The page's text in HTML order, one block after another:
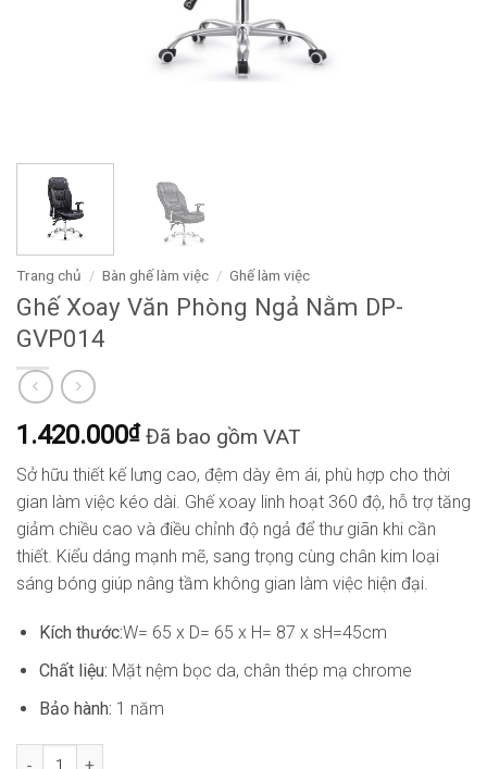
Trang chủ / Bàn ghế làm việc / Ghế làm việc
Ghế Xoay Văn Phòng Ngả Nằm DP-
GVP014
1.420.000₫ Đã bao gồm VAT
Sở hữu thiết kế lưng cao, đệm dày êm ái, phù hợp cho thời
gian làm việc kéo dài. Ghế xoay linh hoạt 360 độ, hỗ trợ tăng
giảm chiều cao và điều chỉnh độ ngả để thư giãn khi cần
thiết. Kiểu dáng mạnh mẽ, sang trọng cùng chân kim loại
sáng bóng giúp nâng tầm không gian làm việc hiện đại.
Kích thước:W= 65 x D= 65 x H= 87 x sH=45cm
Chất liệu: Mặt nệm bọc da, chân thép mạ chrome
Bảo hành: 1 năm
Ghế Xoay Văn Phòng Ngả Nằm DP-GVP014 số lượng